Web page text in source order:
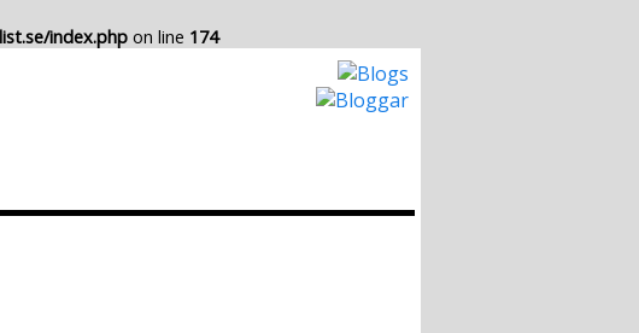
index.phpon line 174